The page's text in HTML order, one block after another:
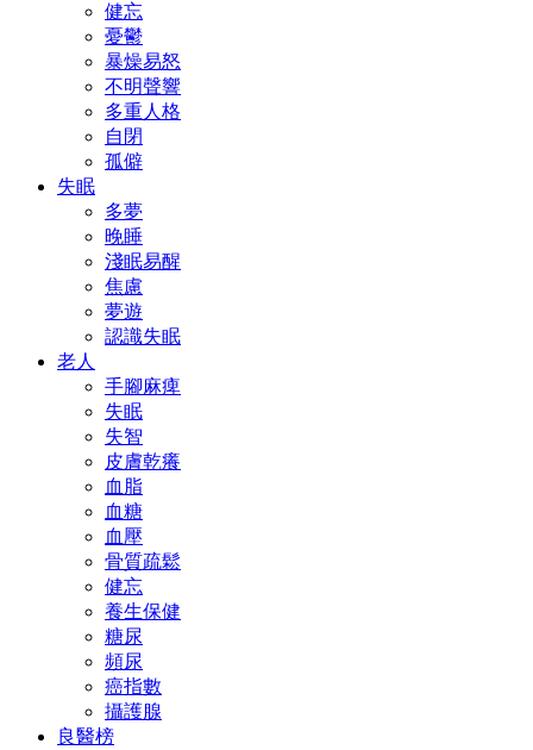
健忘
憂鬱
暴燥易怒
不明聲響
多重人格
自閉
孤僻
失眠
多夢
晚睡
淺眠易醒
焦慮
夢遊
認識失眠
老人
手腳麻痺
失眠
失智
皮膚乾癢
血脂
血糖
血壓
骨質疏鬆
健忘
養生保健
糖尿
頻尿
癌指數
攝護腺
良醫榜